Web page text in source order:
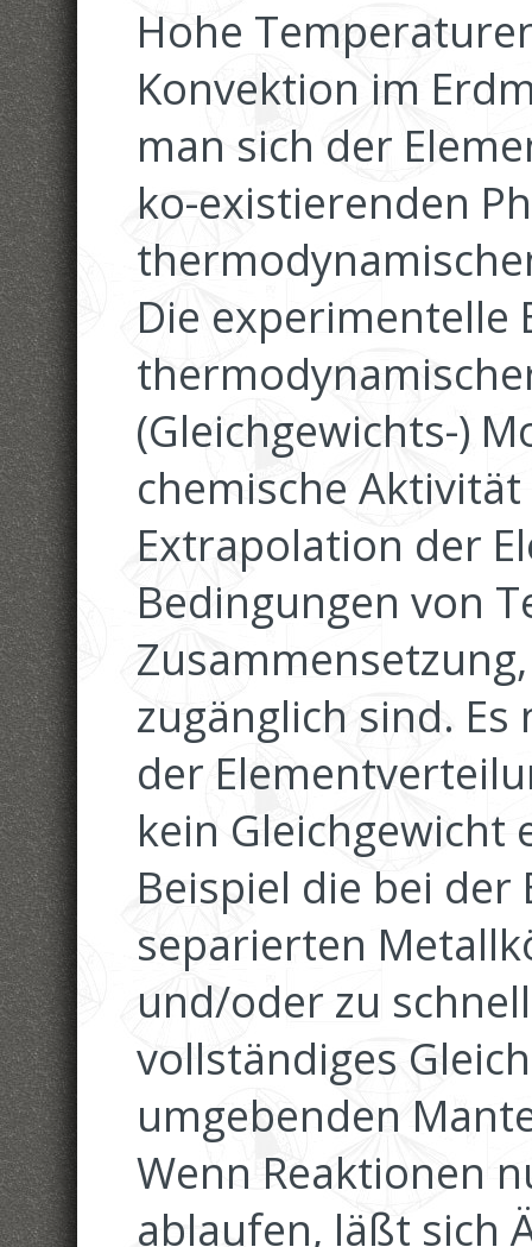
Hohe
Konvektion im
man sich der
ko-existierenden
Die experimentelle
(Gleichgewichts-)
chemische
Extrapolation der
Bedingungen von
zugänglich sind.
der
kein Gleichgewicht
Beispiel die bei
separierten
und/oder zu
vollständiges
umgebenden
Wenn Reaktionen
ablaufen, läßt sich